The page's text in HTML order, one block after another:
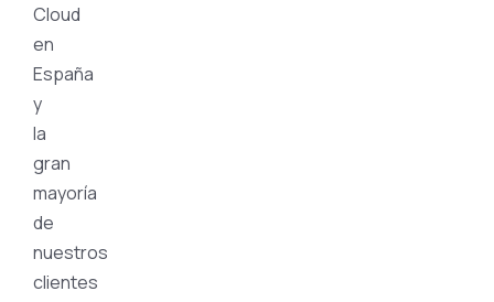
Cloud
en
España
y
la
gran
mayoría
de
nuestros
clientes